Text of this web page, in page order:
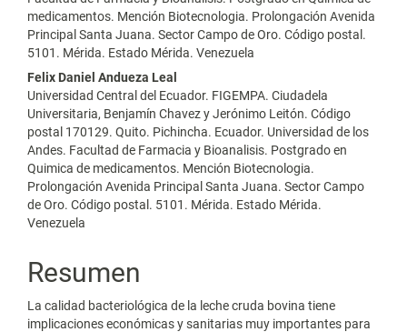
medicamentos. Mención Biotecnologia. Prolongación Avenida
Principal Santa Juana. Sector Campo de Oro. Código postal.
5101. Mérida. Estado Mérida. Venezuela
Felix Daniel Andueza Leal
Universidad Central del Ecuador. FIGEMPA. Ciudadela
Universitaria, Benjamín Chavez y Jerónimo Leitón. Código
postal 170129. Quito. Pichincha. Ecuador. Universidad de los
Andes. Facultad de Farmacia y Bioanalisis. Postgrado en
Quimica de medicamentos. Mención Biotecnologia.
Prolongación Avenida Principal Santa Juana. Sector Campo
de Oro. Código postal. 5101. Mérida. Estado Mérida.
Venezuela
Resumen
La calidad bacteriológica de la leche cruda bovina tiene
implicaciones económicas y sanitarias muy importantes para